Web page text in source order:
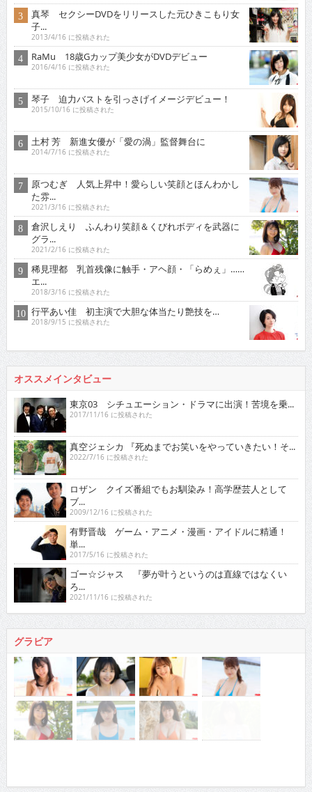
真琴 セクシーDVDをリリースした元ひきこもり女
子...
2013/4/16 に投稿された
RaMu 18歳Gカップ美少女がDVDデビュー
2016/4/16 に投稿された
琴子 迫力バストを引っさげイメージデビュー！
2015/10/16 に投稿された
土村 芳 新進女優が「愛の渦」監督舞台に
2014/7/16 に投稿された
原つむぎ 人気上昇中！愛らしい笑顔とほんわかし
た雰...
2021/3/16 に投稿された
倉沢しえり ふんわり笑顔＆くびれボディを武器に
グラ...
2021/2/16 に投稿された
稀見理都 乳首残像に触手・アヘ顔・「らめぇ」……
エ...
2018/3/16 に投稿された
行平あい佳 初主演で大胆な体当たり艶技を…
2018/9/15 に投稿された
オススメインタビュー
東京03 シチュエーション・ドラマに出演！苦境を乗...
2017/11/16 に投稿された
真空ジェシカ 『死ぬまでお笑いをやっていきたい！そ...
2022/7/16 に投稿された
ロザン クイズ番組でもお馴染み！高学歴芸人として
ブ...
2009/12/16 に投稿された
有野晋哉 ゲーム・アニメ・漫画・アイドルに精通！
単...
2017/5/16 に投稿された
ゴー☆ジャス 『夢が叶うというのは直線ではなくい
ろ...
2021/11/16 に投稿された
グラビア